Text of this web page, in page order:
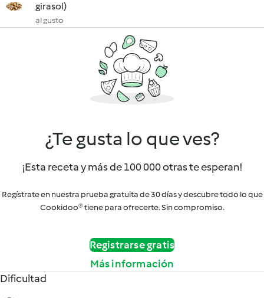
girasol)
al gusto
¿Te gusta lo que ves?
¡Esta receta y más de 100 000 otras te esperan!
Regístrate en nuestra prueba gratuita de 30 días y descubre todo lo que
Cookidoo® tiene para ofrecerte. Sin compromiso.
Registrarse gratis
Más información
Dificultad